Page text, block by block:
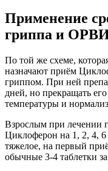
Применение
гриппа и
По той же схеме,
назначают приём
гриппом. При ней
дней, но прекращать
температуры и
Взрослым при лечении
Циклоферон на 1, 2, 4,
тяжелое, на первый
обычные 3-4 таблетки